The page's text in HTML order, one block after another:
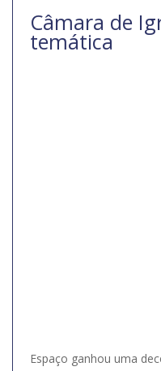
Câmara de
temática
Espaço ganhou uma